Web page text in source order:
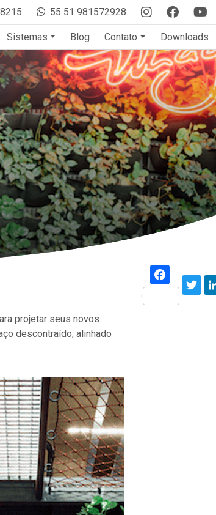
55 51 981572928
Sistemas Blog Contato Downloads
projetar seus novos
descontraído, alinhado
Facebook
Twitter